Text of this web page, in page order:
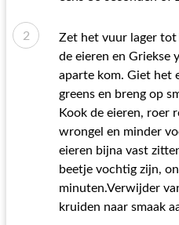
Zet het vuur lager
de eieren en Griekse
aparte kom. Giet het
greens en breng op
Kook de eieren, roer
wrongel en minder
eieren bijna vast
beetje vochtig zijn,
minuten.Verwijder
kruiden naar smaak